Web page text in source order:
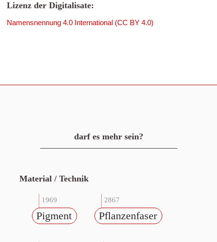
Lizenz der Digitalisate:
Namensnennung 4.0 International (CC BY 4.0)
darf es mehr sein?
Material / Technik
1969
Pigment
2867
Pflanzenfaser